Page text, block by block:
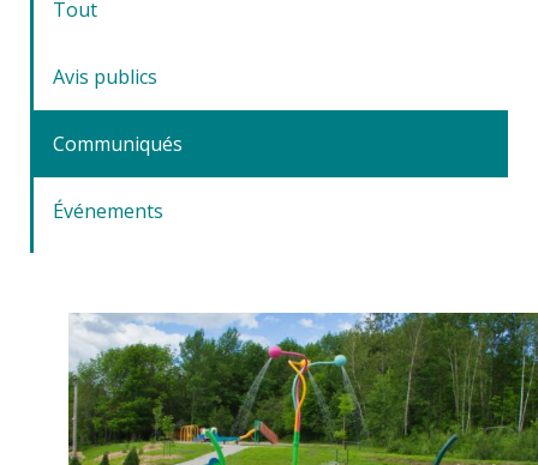
Tout
Avis publics
Communiqués
Événements